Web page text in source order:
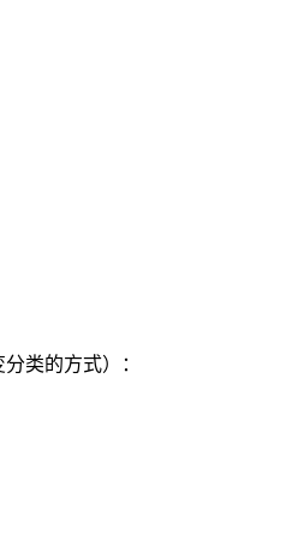
类的方式）：